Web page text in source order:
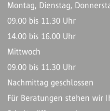
Montag, Dienstag,
09.00 bis 11.30 Uhr
14.00 bis 16.00 Uhr
Mittwoch
09.00 bis 11.30 Uhr
Nachmittag geschlossen
Für Beratungen stehen wir